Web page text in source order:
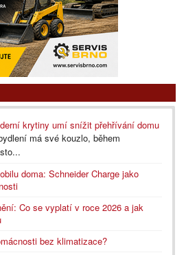
krytiny umí snížit přehřívání domu
má své kouzlo, během
doma: Schneider Charge jako
Co se vyplatí v roce 2026 a jak
bez klimatizace?